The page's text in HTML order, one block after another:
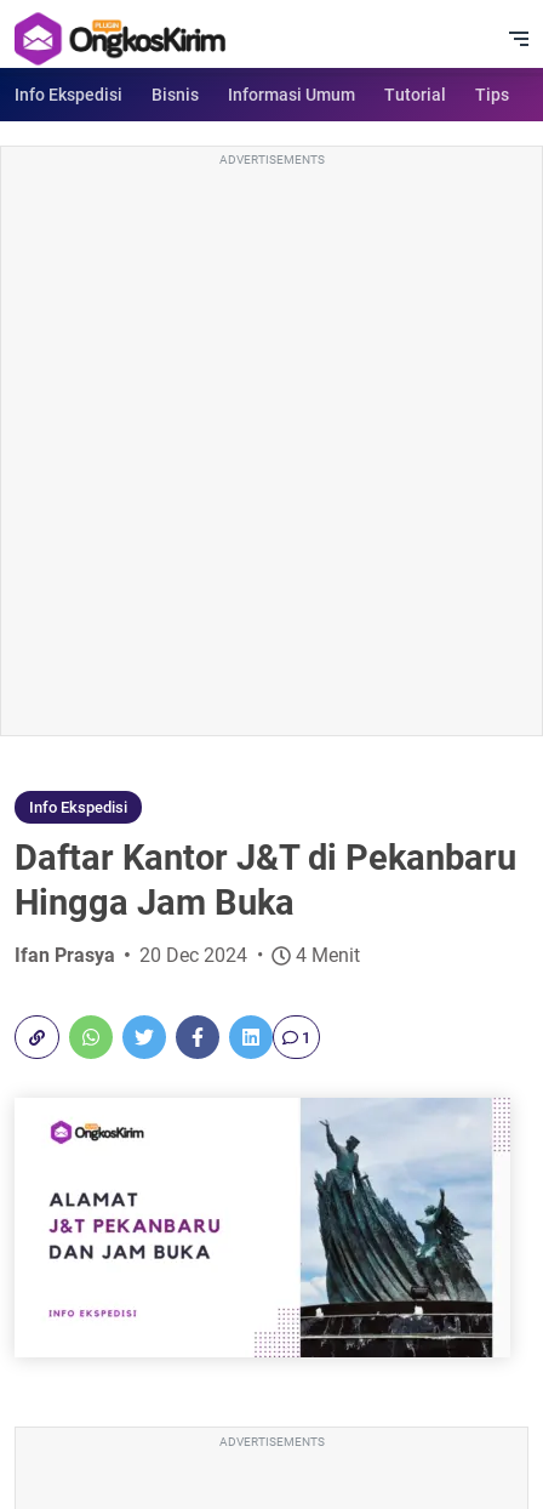
Info Ekspedisi Bisnis Informasi Umum Tutorial Tips
ADVERTISEMENTS
Info Ekspedisi
Daftar Kantor J&T di Pekanbaru
Hingga Jam Buka
Ifan Prasya 20 Dec 2024 4 Menit
1
ADVERTISEMENTS